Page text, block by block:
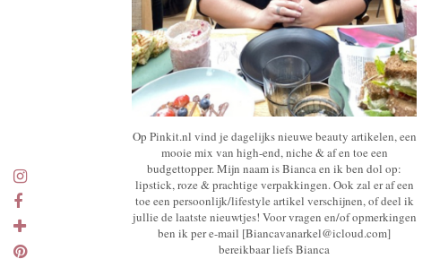
Op Pinkit.nl vind je dagelijks nieuwe beauty artikelen, een
mooie mix van high-end, niche & af en toe een
budgettopper. Mijn naam is Bianca en ik ben dol op:
lipstick, roze & prachtige verpakkingen. Ook zal er af een
toe een persoonlijk/lifestyle artikel verschijnen, of deel ik
jullie de laatste nieuwtjes! Voor vragen en/of opmerkingen
ben ik per e-mail [Biancavanarkel@icloud.com]
bereikbaar liefs Bianca